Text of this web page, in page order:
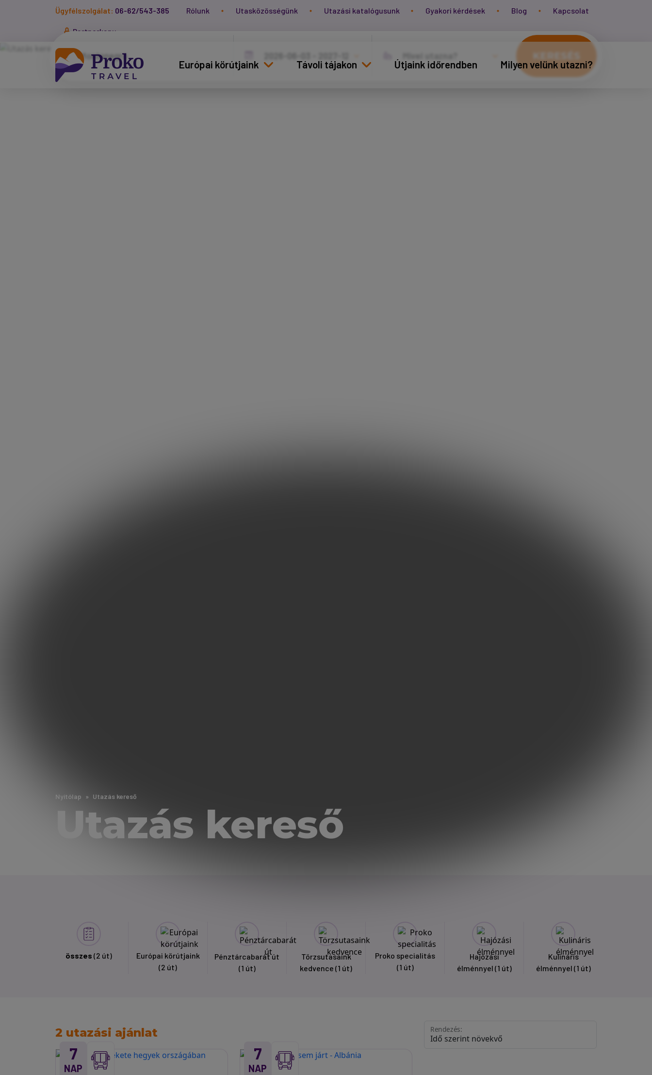
Ügyfélszolgálat: 06-62/543-385 Rólunk Utasközösségünk Utazási katalógusunk Gyakori kérdések Blog Kapcsolat
Partnerkapu
Európai körútjaink Távoli tájakon Útjaink időrendben Milyen velünk utazni?
Nyitólap Utazás kereső
Utazás kereső
KERESÉS
összes (2 út)
Európai körútjaink
(2 út)
Pénztárcabarát út
(1 út)
Törzsutasaink
kedvence (1 út)
Proko specialitás
(1 út)
Hajózási
élménnyel (1 út)
Kulináris
élménnyel (1 út)
2 utazási ajánlat Rendezés:
7
NAP
7
NAP